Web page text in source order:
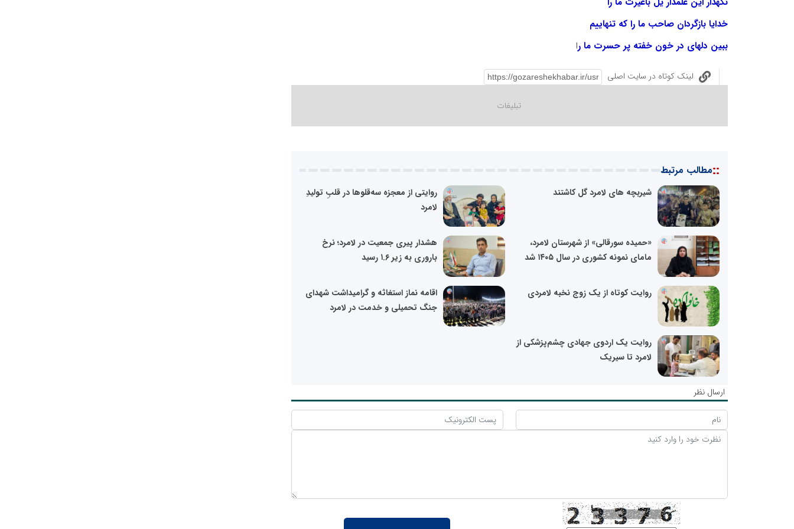
خدایا بازگردان صاحب ما را که تنهاییم
ببین دلهای در خون خفته پر حسرت ما را
لینک کوتاه در سایت اصلی
::مطالب مرتبط
شیربچه های لامرد گل کاشتند
روایتی از معجزه سه‌قلوها در قلبِ تولیدِ
لامرد
«حمیده سورقالی» از شهرستان لامرد،
مامای نمونه کشوری در سال ۱۴۰۵ شد
هشدار پیری جمعیت در لامرد؛ نرخ
باروری به زیر ۱.۶ رسید
روایت کوتاه از یک زوج نخبه لامردی
اقامه نماز استغاثه و گرامیداشت شهدای
جنگ تحمیلی و خدمت در لامرد
روایت یک اردوی جهادی چشم‌پزشکی از
لامرد تا سیریک
ارسال نظر